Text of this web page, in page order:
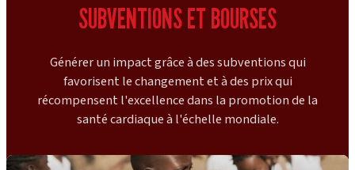
SUBVENTIONS ET BOURSES
Générer un impact grâce à des subventions qui
favorisent le changement et à des prix qui
récompensent l'excellence dans la promotion de la
santé cardiaque à l'échelle mondiale.